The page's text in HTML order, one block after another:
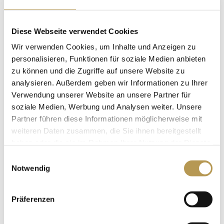
Diese Webseite verwendet Cookies
Wir verwenden Cookies, um Inhalte und Anzeigen zu
personalisieren, Funktionen für soziale Medien anbieten
zu können und die Zugriffe auf unsere Website zu
analysieren. Außerdem geben wir Informationen zu Ihrer
Verwendung unserer Website an unsere Partner für
soziale Medien, Werbung und Analysen weiter. Unsere
Partner führen diese Informationen möglicherweise mit
weiteren Daten zusammen, die Sie ihnen bereitgestellt
Notwendig
Präferenzen
gering, sie wird über Aufgüsse gesteuert und liegt bei 5
bis 30 %, was viele Menschen als angenehm empfinden.
Diese Sauna kann bei Kreislaufproblemen sehr positiv
wirken.
Klimasauna
Dieses auch Bio-Sauna oder Sanarium genannte
Schwitzbad ist wie die finnische Sauna aus Holz
gearbeitet und empfängt ihre Besucher mit moderaten
25 bis 55 °C Wärme und etwa 50 % Luftfeuchtigkeit.
Ein Gang ins Sanarium kann bis zu 30 Minuten dauern,
verbessert die Mobilität der Muskeln und Gelenke und
lindert mitunter rheumatische Beschwerden. Weiteres